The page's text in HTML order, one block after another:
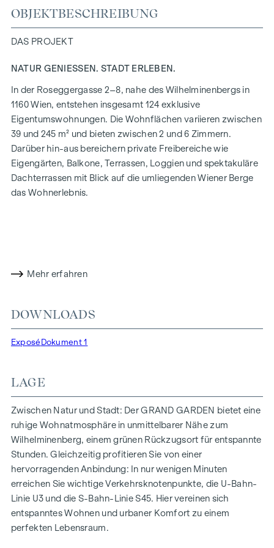
OBJEKTBESCHREIBUNG
DAS PROJEKT
NATUR GENIESSEN. STADT ERLEBEN.
In der Roseggergasse 2–8, nahe des Wilhelminenbergs in
1160 Wien, entstehen insgesamt 124 exklusive
Eigentumswohnungen. Die Wohnflächen variieren zwischen
39 und 245 m² und bieten zwischen 2 und 6 Zimmern.
Darüber hin-aus bereichern private Freibereiche wie
Eigengärten, Balkone, Terrassen, Loggien und spektakuläre
Dachterrassen mit Blick auf die umliegenden Wiener Berge
das Wohnerlebnis.
Die Immobilie bietet nicht nur niedrigere Energiekosten
Lichtverhältnissen. Die BewohnerInnen profitieren von der
idealen Lage, nur wenige Gehminuten von den U3-Stationen
„Ottakring“ und „Kendlerstraße“ entfernt, die eine direkte
NATUR UND LEBENSQUALITÄT
Das absolute Highlight des Wohnprojekts GRAND GARDEN
ist die rund 1.000 m² große Innenhof-Ruheoase – ein
einzigartiger Rückzugsort für alle Generationen. Hier trifft
Natur auf urbanes Wohnen und schafft eine
außergewöhnliche Lebensqualität.
Die Gemeinschaftsplätze mit Bänken und Tischen laden
zum entspannten Ver-weilen ein und bieten einen
naturnahen Treffpunkt für alle Generationen. Ein
einladender Kinderspielbereich bietet unbeschwerte
Mehr erfahren
DOWNLOADS
Exposé Dokument 1
LAGE
Zwischen Natur und Stadt: Der GRAND GARDEN bietet eine
ruhige Wohnatmosphäre in unmittelbarer Nähe zum
Wilhelminenberg, einem grünen Rückzugsort für entspannte
Stunden. Gleichzeitig profitieren Sie von einer
hervorragenden Anbindung: In nur wenigen Minuten
erreichen Sie wichtige Verkehrsknotenpunkte, die U-Bahn-
Linie U3 und die S-Bahn-Linie S45. Hier vereinen sich
entspanntes Wohnen und urbaner Komfort zu einem
perfekten Lebensraum.